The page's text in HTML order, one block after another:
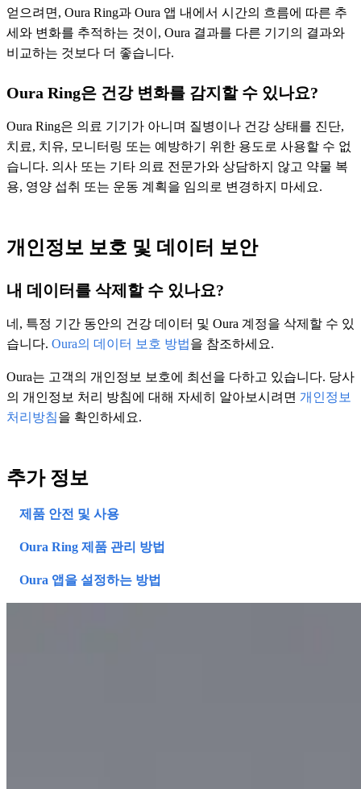
얻으려면, Oura Ring과 Oura 앱 내에서 시간의 흐름에 따른 추
세와 변화를 추적하는 것이, Oura 결과를 다른 기기의 결과와
비교하는 것보다 더 좋습니다.
Oura Ring은 건강 변화를 감지할 수 있나요?
Oura Ring은 의료 기기가 아니며 질병이나 건강 상태를 진단,
치료, 치유, 모니터링 또는 예방하기 위한 용도로 사용할 수 없
습니다. 의사 또는 기타 의료 전문가와 상담하지 않고 약물 복
용, 영양 섭취 또는 운동 계획을 임의로 변경하지 마세요.
개인정보 보호 및 데이터 보안
내 데이터를 삭제할 수 있나요?
네, 특정 기간 동안의 건강 데이터 및 Oura 계정을 삭제할 수 있
습니다. Oura의 데이터 보호 방법을 참조하세요.
Oura는 고객의 개인정보 보호에 최선을 다하고 있습니다. 당사
의 개인정보 처리 방침에 대해 자세히 알아보시려면 개인정보
처리방침을 확인하세요.
추가 정보
제품 안전 및 사용
Oura Ring 제품 관리 방법
Oura 앱을 설정하는 방법